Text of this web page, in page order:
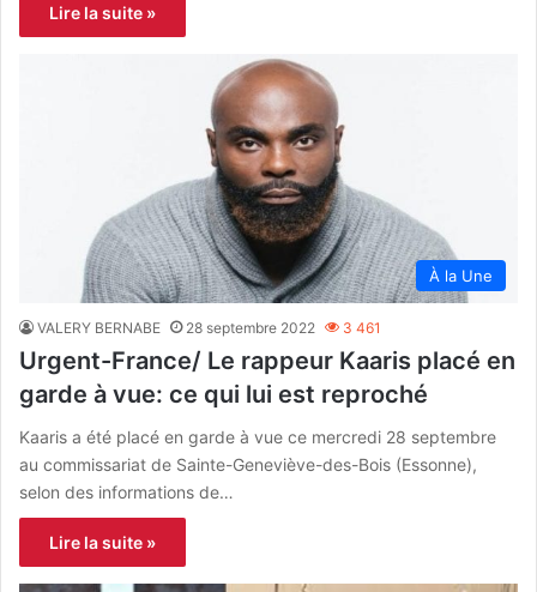
Lire la suite »
À la Une
VALERY BERNABE 28 septembre 2022 3 461
Urgent-France/ Le rappeur Kaaris placé en
garde à vue: ce qui lui est reproché
Kaaris a été placé en garde à vue ce mercredi 28 septembre
au commissariat de Sainte-Geneviève-des-Bois (Essonne),
selon des informations de…
Lire la suite »